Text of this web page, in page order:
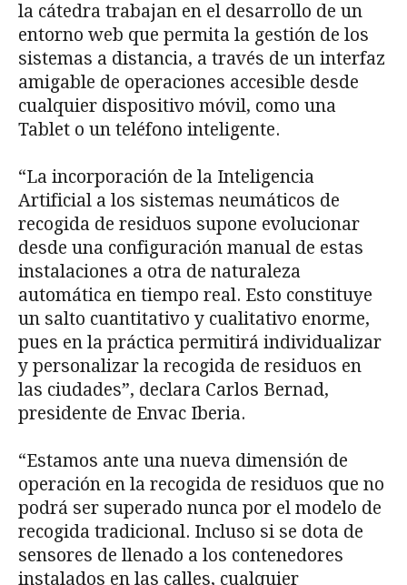
la cátedra trabajan en el desarrollo de un
entorno web que permita la gestión de los
sistemas a distancia, a través de un interfaz
amigable de operaciones accesible desde
cualquier dispositivo móvil, como una
Tablet o un teléfono inteligente.
“La incorporación de la Inteligencia
Artificial a los sistemas neumáticos de
recogida de residuos supone evolucionar
desde una configuración manual de estas
instalaciones a otra de naturaleza
automática en tiempo real. Esto constituye
un salto cuantitativo y cualitativo enorme,
pues en la práctica permitirá individualizar
y personalizar la recogida de residuos en
las ciudades”, declara Carlos Bernad,
presidente de Envac Iberia.
“Estamos ante una nueva dimensión de
operación en la recogida de residuos que no
podrá ser superado nunca por el modelo de
recogida tradicional. Incluso si se dota de
sensores de llenado a los contenedores
instalados en las calles, cualquier